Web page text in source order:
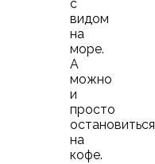
с
видом
на
море.
А
можно
и
просто
остановиться
на
кофе.